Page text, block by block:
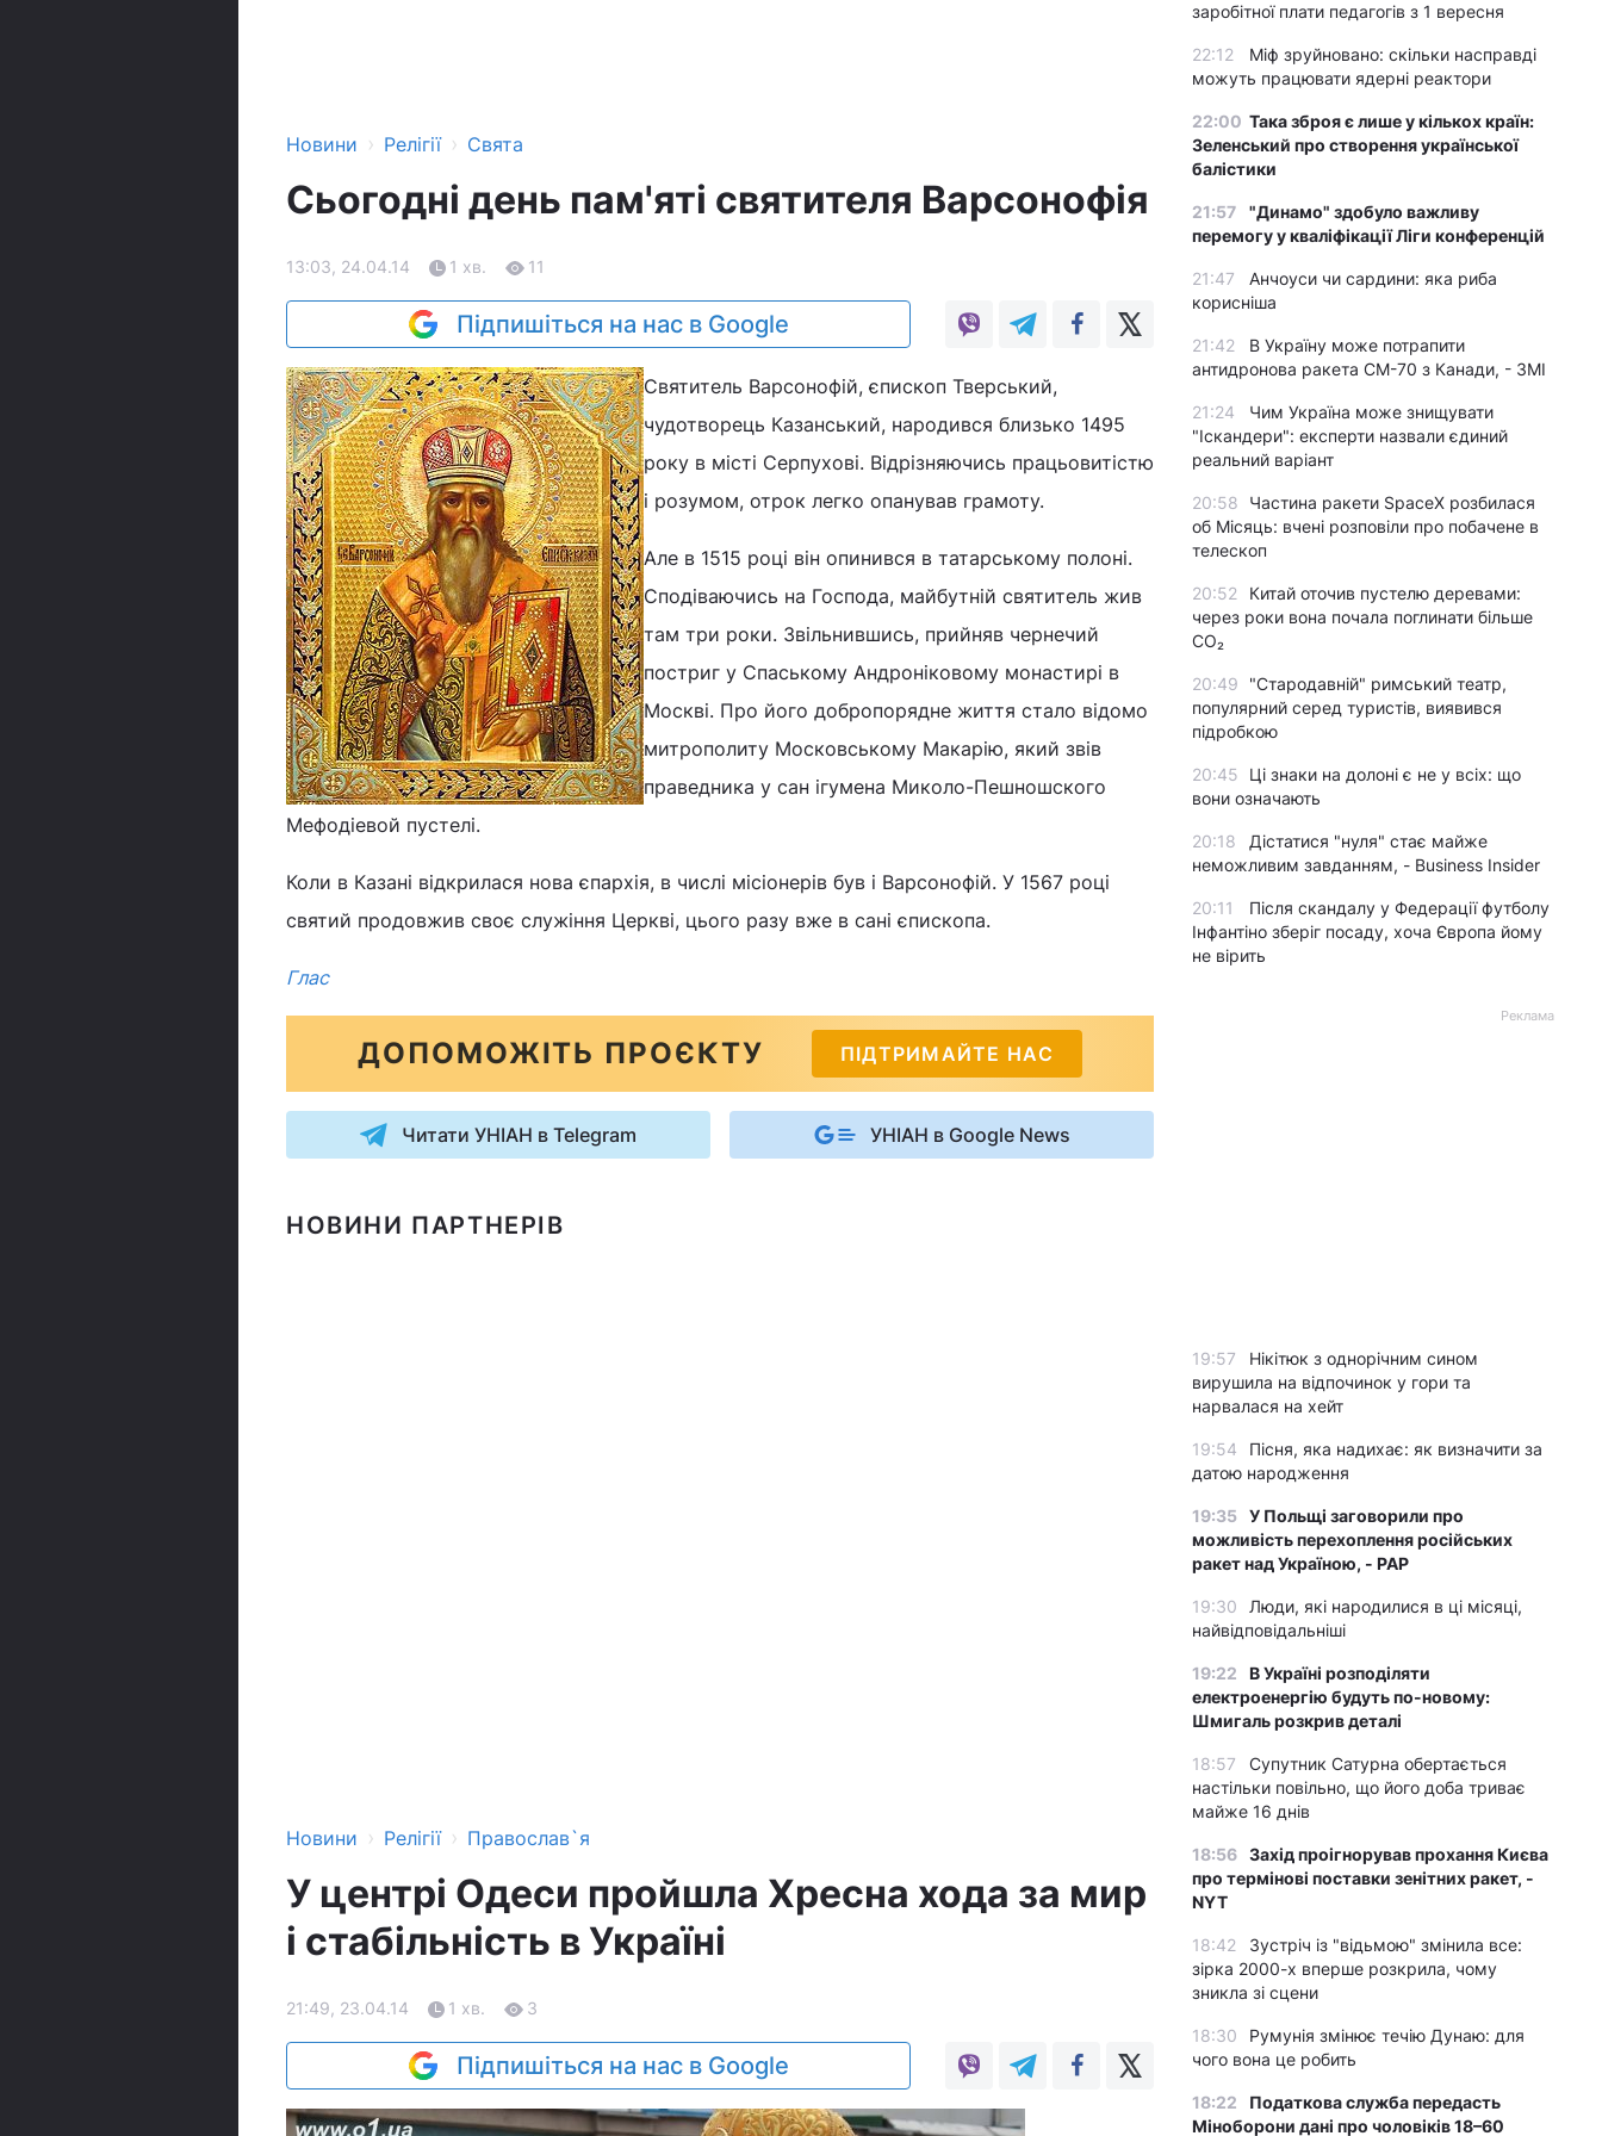
Новини › Релігії › Свята
Сьогодні день пам'яті святителя Варсонофія
13:03, 24.04.14 1 хв. 11
Підпишіться на нас в Google
Святитель Варсонофій, єпископ Тверський,
чудотворець Казанський, народився близько 1495
року в місті Серпухові. Відрізняючись працьовитістю
і розумом, отрок легко опанував грамоту.
Але в 1515 році він опинився в татарському полоні.
Сподіваючись на Господа, майбутній святитель жив
там три роки. Звільнившись, прийняв чернечий
постриг у Спаському Андроніковому монастирі в
Москві. Про його добропорядне життя стало відомо
митрополиту Московському Макарію, який звів
праведника у сан ігумена Миколо-Пешношского
Мефодіевой пустелі.
Коли в Казані відкрилася нова єпархія, в числі місіонерів був і Варсонофій. У 1567 році
святий продовжив своє служіння Церкві, цього разу вже в сані єпископа.
Глас
ДОПОМОЖІТЬ ПРОЄКТУ ПІДТРИМАЙТЕ НАС
Читати УНІАН в Telegram УНІАН в Google News
НОВИНИ ПАРТНЕРІВ
Новини › Релігії › Православ`я
У центрі Одеси пройшла Хресна хода за мир
і стабільність в Україні
21:49, 23.04.14 1 хв. 3
Підпишіться на нас в Google
заробітної плати педагогів з 1 вересня
22:12
Міф зруйновано: скільки насправді
можуть працювати ядерні реактори
22:00 Така зброя є лише у кількох країн:
Зеленський про створення української
балістики
21:57
"Динамо" здобуло важливу
перемогу у кваліфікації Ліги конференцій
21:47
Анчоуси чи сардини: яка риба
корисніша
21:42
В Україну може потрапити
антидронова ракета CM-70 з Канади, - ЗМІ
21:24
Чим Україна може знищувати
"Іскандери": експерти назвали єдиний
реальний варіант
20:58
Частина ракети SpaceX розбилася
об Місяць: вчені розповіли про побачене в
телескоп
20:52
Китай оточив пустелю деревами:
через роки вона почала поглинати більше
CO₂
20:49
"Стародавній" римський театр,
популярний серед туристів, виявився
підробкою
20:45
Ці знаки на долоні є не у всіх: що
вони означають
20:18
Дістатися "нуля" стає майже
неможливим завданням, - Business Insider
20:11
Після скандалу у Федерації футболу
Інфантіно зберіг посаду, хоча Європа йому
не вірить
Реклама
19:57
Нікітюк з однорічним сином
вирушила на відпочинок у гори та
нарвалася на хейт
19:54
Пісня, яка надихає: як визначити за
датою народження
19:35 У Польщі заговорили про
можливість перехоплення російських
ракет над Україною, - PAP
19:30
Люди, які народилися в ці місяці,
найвідповідальніші
19:22
В Україні розподіляти
електроенергію будуть по-новому:
Шмигаль розкрив деталі
18:57
Супутник Сатурна обертається
настільки повільно, що його доба триває
майже 16 днів
18:56 Захід проігнорував прохання Києва
про термінові поставки зенітних ракет, -
NYT
18:42
Зустріч із "відьмою" змінила все:
зірка 2000-х вперше розкрила, чому
зникла зі сцени
18:30
Румунія змінює течію Дунаю: для
чого вона це робить
18:22
Податкова служба передасть
Міноборони дані про чоловіків 18–60